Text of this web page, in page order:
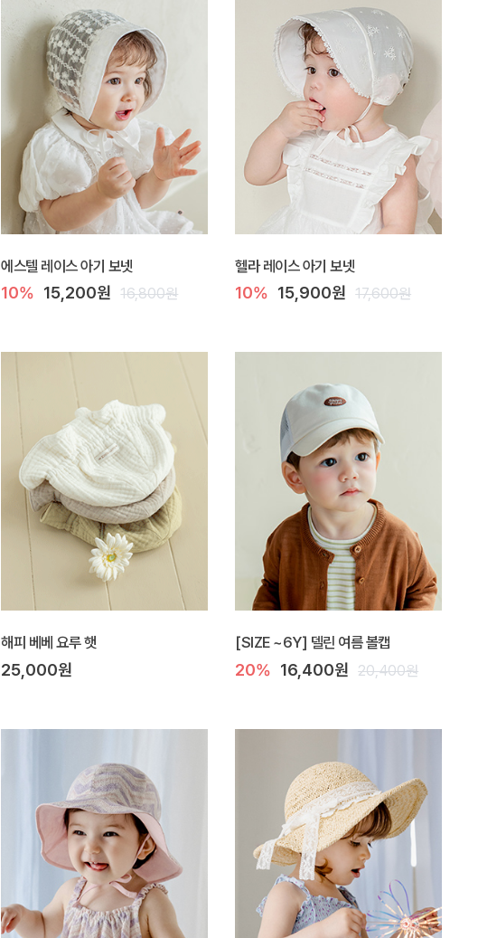
에스텔 레이스 아기 보넷
10% 15,200원 16,800원
헬라 레이스 아기 보넷
10% 15,900원 17,600원
해피 베베 요루 햇
25,000원
[SIZE ~6Y] 델린 여름 볼캡
20% 16,400원 20,400원